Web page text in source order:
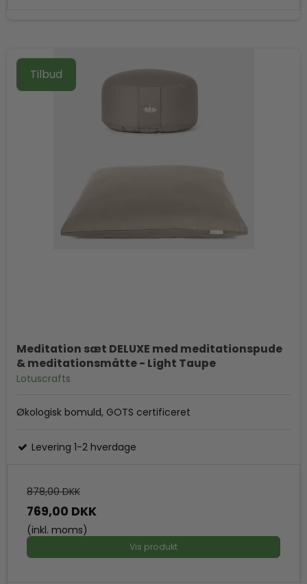
Tilbud
Meditation sæt DELUXE med meditationspude
& meditationsmåtte - Light Taupe
Lotuscrafts
Økologisk bomuld, GOTS certificeret
Levering 1-2 hverdage
878,00 DKK
769,00 DKK
(inkl. moms)
Vis produkt